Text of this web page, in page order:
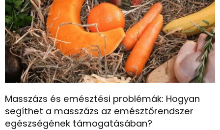
Masszázs és emésztési problémák: Hogyan
segíthet a masszázs az emésztőrendszer
egészségének támogatásában?